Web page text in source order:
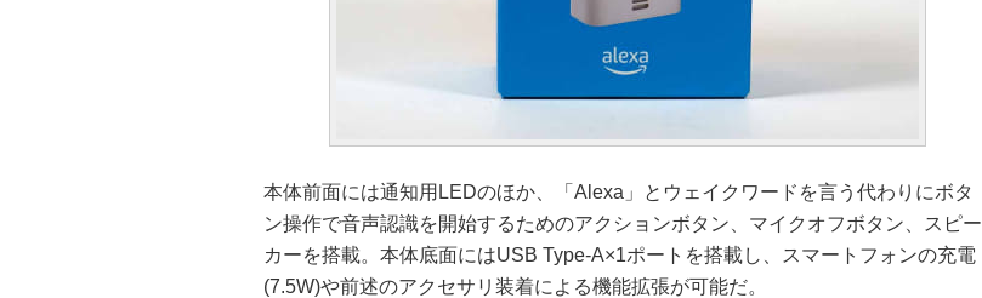
本体前面には通知用LEDのほか、「Alexa」とウェイクワードを言う代わりにボタ
ン操作で音声認識を開始するためのアクションボタン、マイクオフボタン、スピー
カーを搭載。本体底面にはUSB Type-A×1ポートを搭載し、スマートフォンの充電
(7.5W)や前述のアクセサリ装着による機能拡張が可能だ。